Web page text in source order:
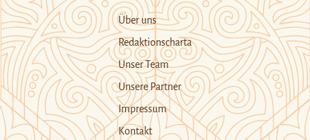
Über uns
Redaktionscharta
Unser Team
Unsere Partner
Impressum
Kontakt